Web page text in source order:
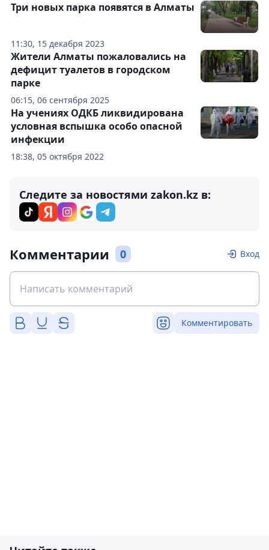
11:30, 15 декабря 2023
Три новых парка появятся в Алматы
06:15, 06 сентября 2025
Жители Алматы пожаловались на
дефицит туалетов в городском
парке
18:38, 05 октября 2022
На учениях ОДКБ ликвидирована
условная вспышка особо опасной
инфекции
Следите за новостями zakon.kz в:
Комментарии 0 Вход
Комментировать